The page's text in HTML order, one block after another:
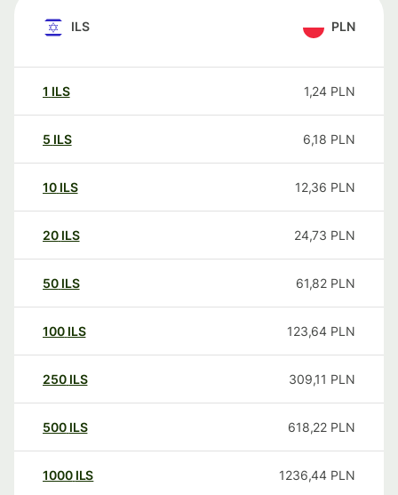
ILS PLN
1 ILS 1,24 PLN
5 ILS 6,18 PLN
10 ILS 12,36 PLN
20 ILS 24,73 PLN
50 ILS 61,82 PLN
100 ILS 123,64 PLN
250 ILS 309,11 PLN
500 ILS 618,22 PLN
1000 ILS 1236,44 PLN